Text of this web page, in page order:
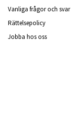
Vanliga frågor och svar
Rättelsepolicy
Jobba hos oss